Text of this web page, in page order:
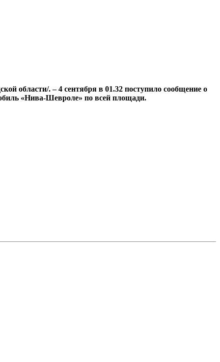
области/. – 4 сентября в 01.32 поступило сообщение о
«Нива-Шевроле» по всей площади.